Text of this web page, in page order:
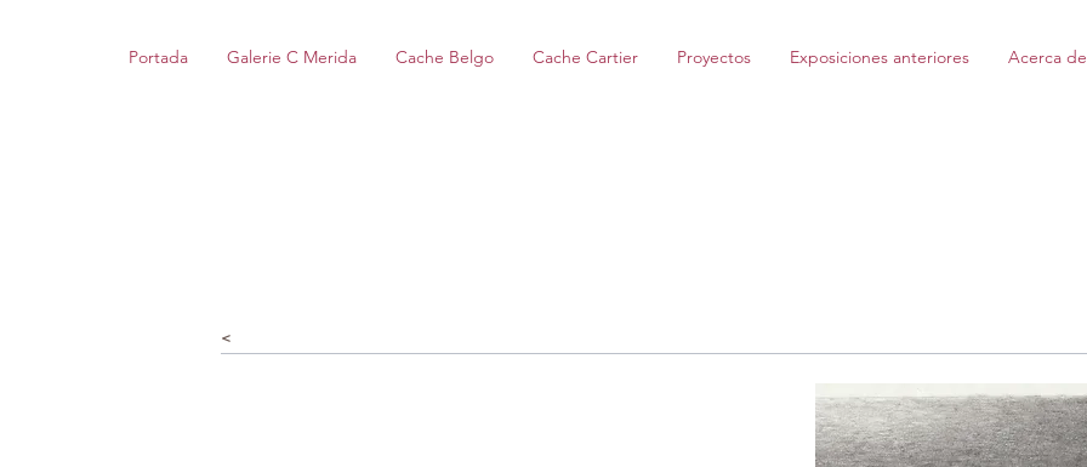
Portada Galerie C Merida Cache Belgo Cache Cartier Proyectos Exposiciones anteriores Acerca de
<